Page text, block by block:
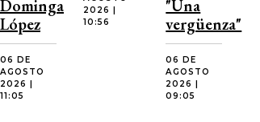
Dominga
López
06 DE
AGOSTO
2026 |
11:05
2026 |
10:56
"Una
vergüenza"
06 DE
AGOSTO
2026 |
09:05